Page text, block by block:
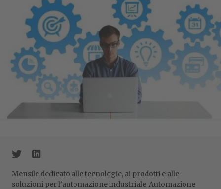
Mensile dedicato alle tecnologie, ai prodotti e alle
soluzioni per l’automazione industriale, Automazione